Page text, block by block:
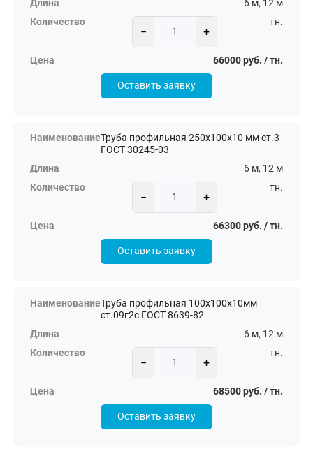
6 м, 12 м
− +
тн.
66000 руб. / тн.
Оставить заявку
Труба профильная 250х100х10 мм ст.3
ГОСТ 30245-03
6 м, 12 м
− +
тн.
66300 руб. / тн.
Оставить заявку
Труба профильная 100х100х10мм
ст.09г2с ГОСТ 8639-82
6 м, 12 м
− +
тн.
68500 руб. / тн.
Оставить заявку